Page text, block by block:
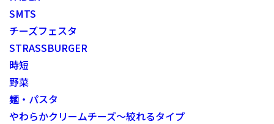
SMTS
チーズフェスタ
STRASSBURGER
時短
野菜
麺・パスタ
やわらかクリームチーズ～絞れるタイプ